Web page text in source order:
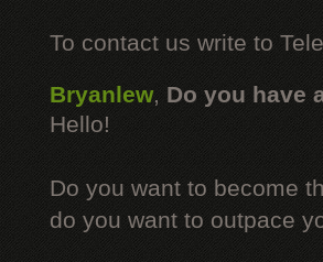
To contact us write to
Bryanlew, Do you have
Hello!
Do you want to become
do you want to outpace